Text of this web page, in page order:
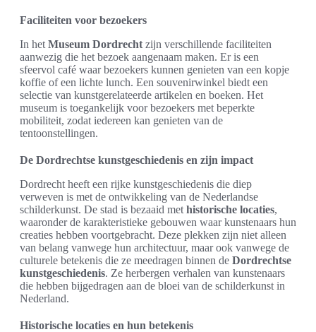
Faciliteiten voor bezoekers
In het Museum Dordrecht zijn verschillende faciliteiten
aanwezig die het bezoek aangenaam maken. Er is een
sfeervol café waar bezoekers kunnen genieten van een kopje
koffie of een lichte lunch. Een souvenirwinkel biedt een
selectie van kunstgerelateerde artikelen en boeken. Het
museum is toegankelijk voor bezoekers met beperkte
mobiliteit, zodat iedereen kan genieten van de
tentoonstellingen.
De Dordrechtse kunstgeschiedenis en zijn impact
Dordrecht heeft een rijke kunstgeschiedenis die diep
verweven is met de ontwikkeling van de Nederlandse
schilderkunst. De stad is bezaaid met historische locaties,
waaronder de karakteristieke gebouwen waar kunstenaars hun
creaties hebben voortgebracht. Deze plekken zijn niet alleen
van belang vanwege hun architectuur, maar ook vanwege de
culturele betekenis die ze meedragen binnen de Dordrechtse
kunstgeschiedenis. Ze herbergen verhalen van kunstenaars
die hebben bijgedragen aan de bloei van de schilderkunst in
Nederland.
Historische locaties en hun betekenis